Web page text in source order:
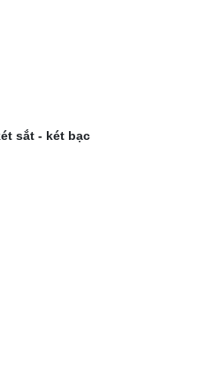
sắt - két bạc